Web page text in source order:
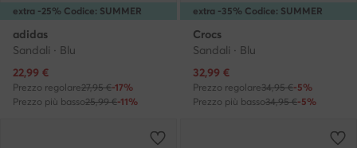
extra -25% Codice: SUMMER
adidas
Sandali · Blu
Prezzo attuale
22,99 €
Prezzo regolare27,95 €-17%
Prezzo più basso25,99 €-11%
extra -35% Codice: SUMMER
Crocs
Sandali · Blu
Prezzo attuale
32,99 €
Prezzo regolare34,95 €-5%
Prezzo più basso34,95 €-5%